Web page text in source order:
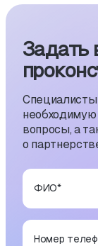
Задать
вопросы, а
о
ФИО*
Номер